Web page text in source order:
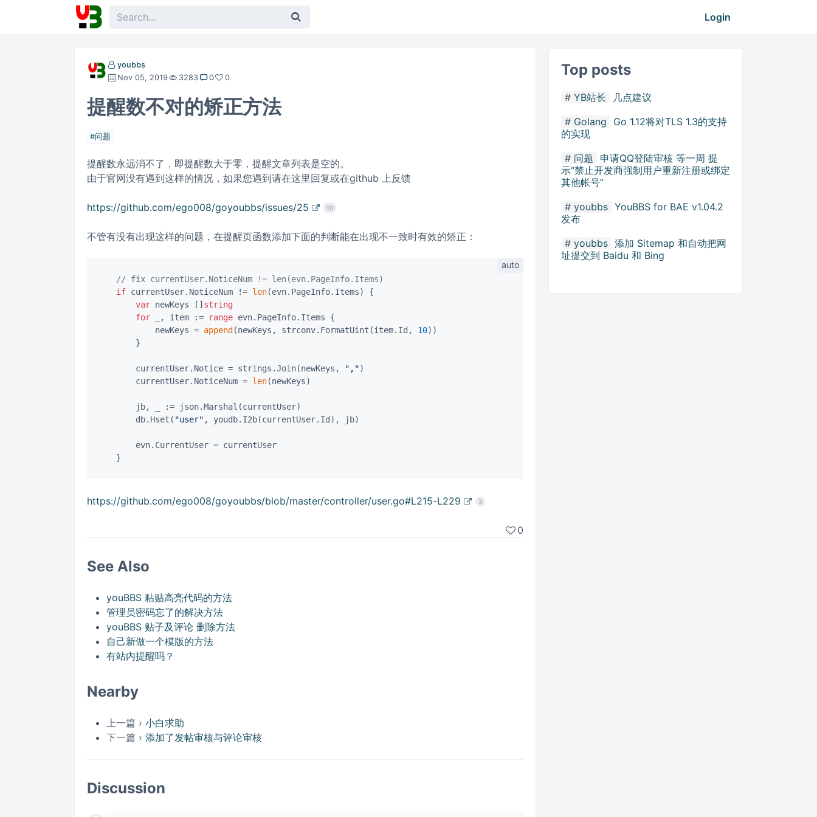
Login
youbbs
Nov 05, 2019
3283 0 0
提醒数不对的矫正方法
问题
提醒数永远消不了，即提醒数大于零，提醒文章列表是空的。
由于官网没有遇到这样的情况，如果您遇到请在这里回复或在github 上反馈
https://github.com/ego008/goyoubbs/issues/25 10
不管有没有出现这样的问题，在提醒页函数添加下面的判断能在出现不一致时有效的矫正：
// fix currentUser.NoticeNum != len(evn.PageInfo.Items)
if currentUser.NoticeNum != len(evn.PageInfo.Items) {
var newKeys [] string
for _, item := range evn.PageInfo.Items {
			newKeys =
append (newKeys, strconv.FormatUint(item.Id, 10))
		currentUser.Notice = strings.Join(newKeys,
",")
		currentUser.NoticeNum =
len(newKeys)
		db.Hset(
"user" , youdb.I2b(currentUser.Id), jb)
https://github.com/ego008/goyoubbs/blob/master/controller/user.go#L215-L229 3
0
See Also
youBBS 粘贴高亮代码的方法
管理员密码忘了的解决方法
youBBS 贴子及评论 删除方法
自己新做一个模版的方法
有站内提醒吗？
Nearby
上一篇 › 小白求助
下一篇 › 添加了发帖审核与评论审核
Discussion
Top posts
YB站长
几点建议
Golang
Go 1.12将对TLS 1.3的支持
的实现
问题
申请QQ登陆审核 等一周 提
示“禁止开发商强制用户重新注册或绑定
其他帐号”
youbbs YouBBS for BAE v1.04.2
发布
youbbs 添加 Sitemap 和自动把网
址提交到 Baidu 和 Bing